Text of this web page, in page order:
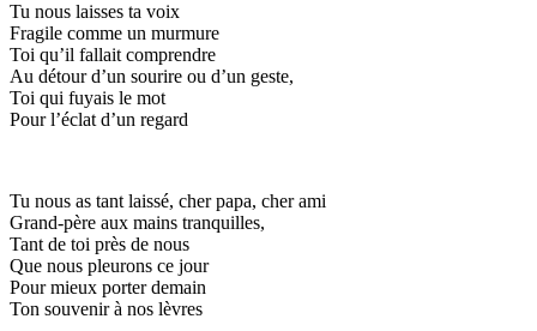
Tu nous laisses ta voix
Fragile comme un murmure
Toi qu’il fallait comprendre
Au détour d’un sourire ou d’un geste,
Toi qui fuyais le mot
Pour l’éclat d’un regard
Tu nous as tant laissé, cher papa, cher ami
Grand-père aux mains tranquilles,
Tant de toi près de nous
Que nous pleurons ce jour
Pour mieux porter demain
Ton souvenir à nos lèvres